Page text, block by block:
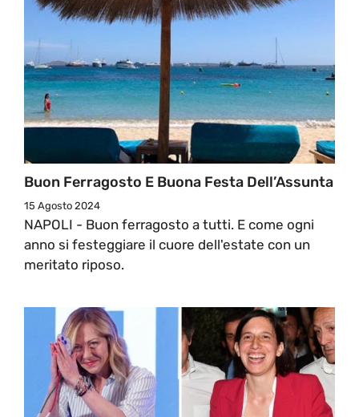
Buon Ferragosto E Buona Festa Dell’Assunta
15 Agosto 2024
NAPOLI - Buon ferragosto a tutti. E come ogni
anno si festeggiare il cuore dell'estate con un
meritato riposo.